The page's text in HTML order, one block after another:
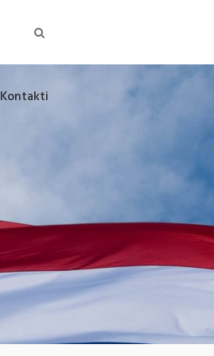
Kontakti